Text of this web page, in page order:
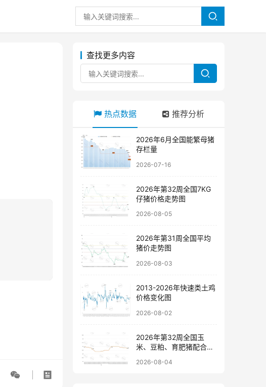
查找更多内容
热点数据 推荐分析
2026年6月全国能繁母猪
存栏量
2026-07-16
2026年第32周全国7KG
仔猪价格走势图
2026-08-05
2026年第31周全国平均
猪价走势图
2026-08-03
2013-2026年快速类土鸡
价格变化图
2026-08-02
2026年第32周全国玉
米、豆粕、育肥猪配合饲
2026-08-04